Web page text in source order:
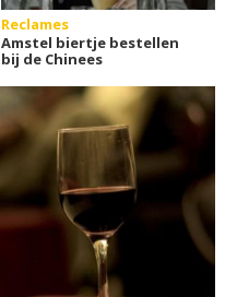
Reclames
Amstel biertje bestellen
bij de Chinees